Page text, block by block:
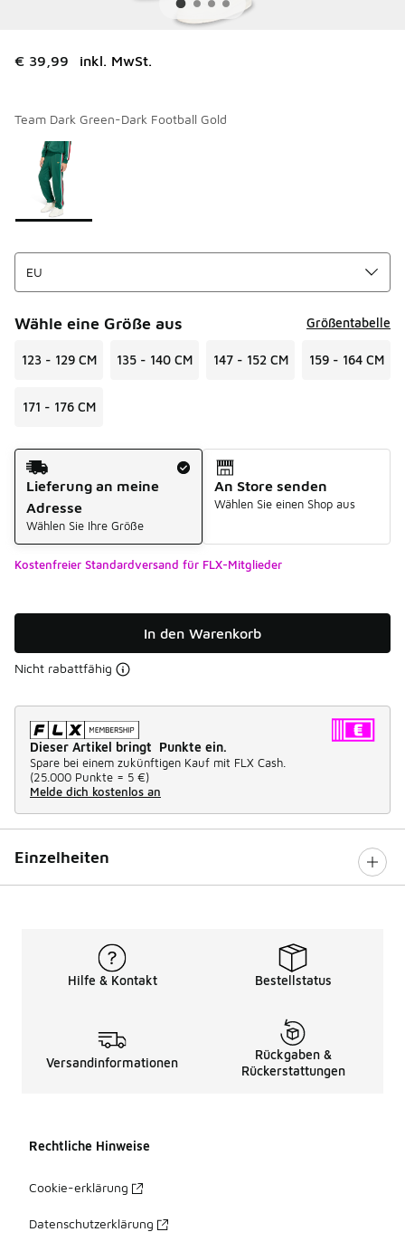
€ 39,99 inkl. MwSt.
Team Dark Green-Dark Football Gold
Seite 1 von 1 zeigt die Farben 1 bis 1 von 1 an.
Bitte wählen Sie einen Stil aus
Wähle eine Größe aus Größentabelle
123 - 129 CM 135 - 140 CM 147 - 152 CM 159 - 164 CM
171 - 176 CM
Versandart
Lieferung an meine
Adresse
Wählen Sie Ihre Größe
An Store senden
Wählen Sie einen Shop aus
Kostenfreier Standardversand für FLX-Mitglieder
In den Warenkorb
Nicht rabattfähig
Dieser Artikel bringt Punkte ein.
Spare bei einem zukünftigen Kauf mit FLX Cash.
(25.000 Punkte = 5 €)
Melde dich kostenlos an
Einzelheiten
Hilfe & Kontakt Bestellstatus
Versandinformationen
Rückgaben &
Rückerstattungen
Rechtliche Hinweise
Cookie-erklärung
Datenschutzerklärung